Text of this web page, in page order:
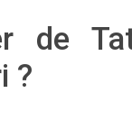
de
?